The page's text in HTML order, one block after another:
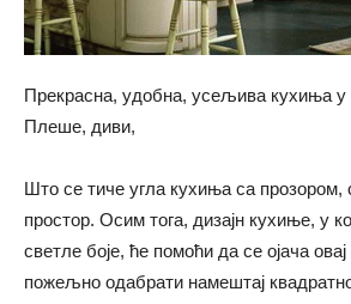
Прекрасна, удобна, усељива кухиња у
Плеше, диви,
Што се тиче угла кухиња са прозором,
простор. Осим тога, дизајн кухиње, у
светле боје, ће помоћи да се ојача
пожељно одабрати намештај